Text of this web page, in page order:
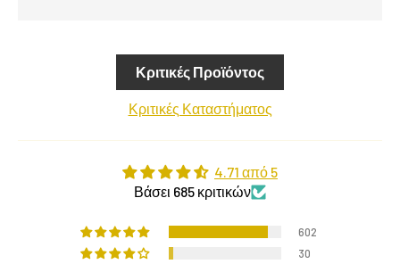
Κριτικές Προϊόντος
Κριτικές Καταστήματος
4.71 από 5
Βάσει 685 κριτικών
602
30